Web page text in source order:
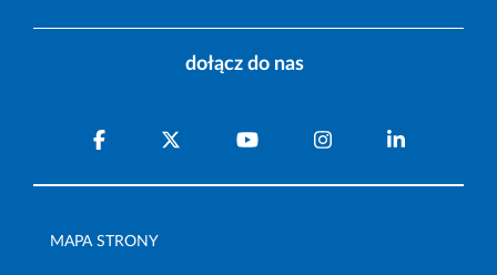
dołącz do nas
MAPA STRONY